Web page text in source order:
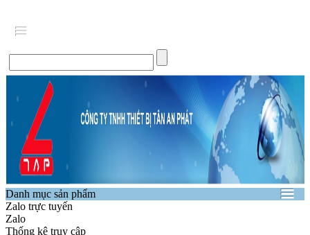
Danh mục sản phẩm
Zalo trực tuyến
Zalo
Thống kê truy cập